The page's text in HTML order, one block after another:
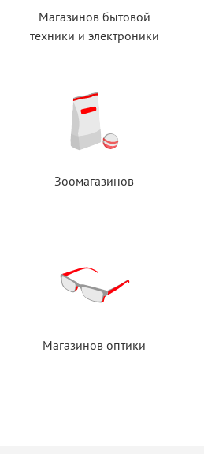
Магазинов бытовой
техники и электроники
Зоомагазинов
Магазинов оптики